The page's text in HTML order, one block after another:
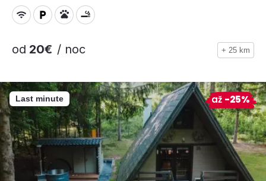
od 20€ / noc + 25 km
Last minute až -25%